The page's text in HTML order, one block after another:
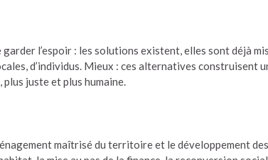
l’espoir : les solutions existent, elles sont déjà
d’individus. Mieux : ces alternatives construisent
juste et plus humaine.
maîtrisé du territoire et le développement des